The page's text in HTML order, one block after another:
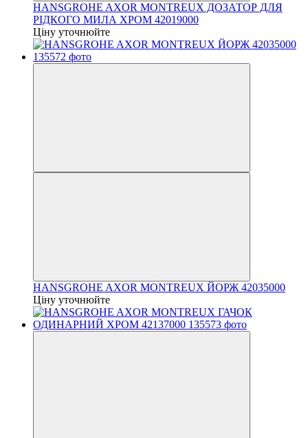
HANSGROHE AXOR MONTREUX ДОЗАТОР ДЛЯ
РІДКОГО МИЛА ХРОМ 42019000
Ціну уточнюйте
HANSGROHE AXOR MONTREUX ЙОРЖ 42035000
Ціну уточнюйте